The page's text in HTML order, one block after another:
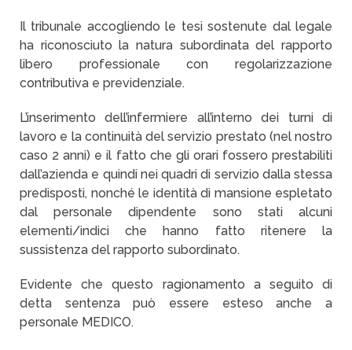
Il tribunale accogliendo le tesi sostenute dal legale
ha riconosciuto la natura subordinata del rapporto
libero professionale con regolarizzazione
contributiva e previdenziale.
L’inserimento dell’infermiere all’interno dei turni di
lavoro e la continuità del servizio prestato (nel nostro
caso 2 anni) e il fatto che gli orari fossero prestabiliti
dall’azienda e quindi nei quadri di servizio dalla stessa
predisposti, nonché le identità di mansione espletato
dal personale dipendente sono stati alcuni
elementi/indici che hanno fatto ritenere la
sussistenza del rapporto subordinato.
Evidente che questo ragionamento a seguito di
detta sentenza può essere esteso anche a
personale MEDICO.